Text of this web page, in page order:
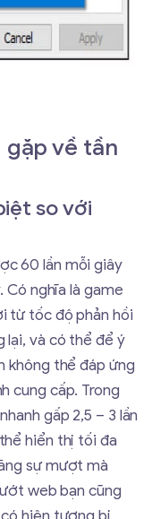
về tần
so với
60 lần mỗi giây
Có nghĩa là game
từ tốc độ phản hồi
lại, và có thể để ý
không thể đáp ứng
cung cấp. Trong
gấp 2,5 – 3 lần
hiển thị tối đa
sự mượt mà
web bạn cũng